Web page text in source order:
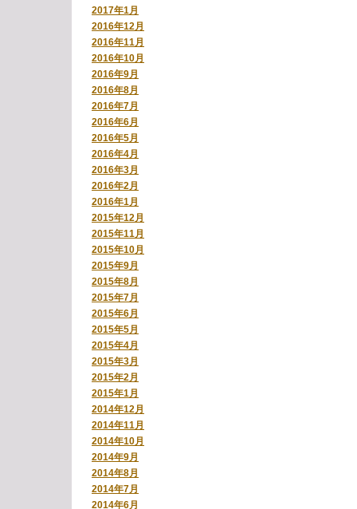
2017年1月
2016年12月
2016年11月
2016年10月
2016年9月
2016年8月
2016年7月
2016年6月
2016年5月
2016年4月
2016年3月
2016年2月
2016年1月
2015年12月
2015年11月
2015年10月
2015年9月
2015年8月
2015年7月
2015年6月
2015年5月
2015年4月
2015年3月
2015年2月
2015年1月
2014年12月
2014年11月
2014年10月
2014年9月
2014年8月
2014年7月
2014年6月